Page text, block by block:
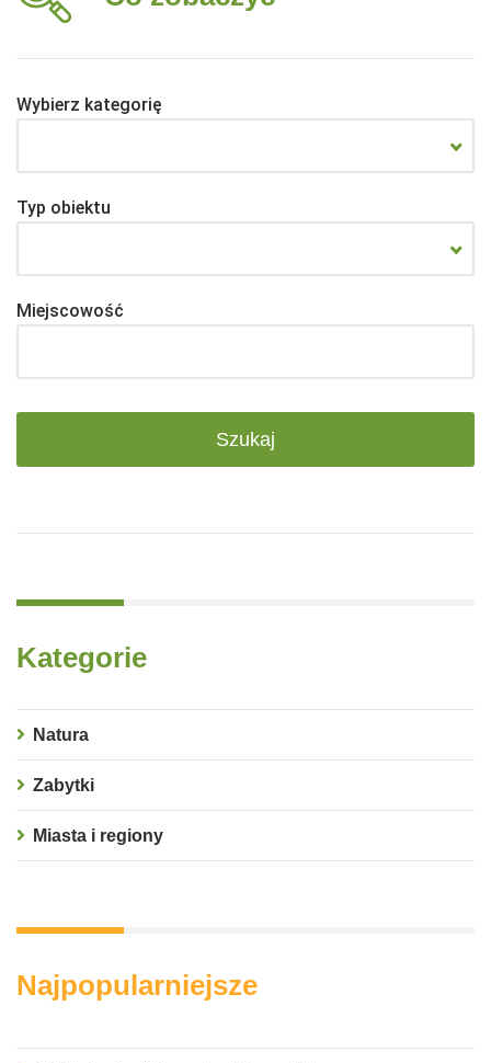
Wybierz kategorię
Typ obiektu
Miejscowość
Kategorie
Natura
Zabytki
Miasta i regiony
Najpopularniejsze